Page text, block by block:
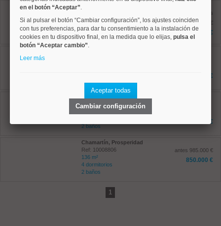
183 m²
4 dormitorios
3 baños
antes
1.300.000 €
1.200.000 €
1.397.000 €
Ref: 10008490
2 baños
849.000 €
Chamartín, Prosperidad
Ref: 10008806
136 m²
4 dormitorios
2 baños
antes 985.000 €
850.000 €
1
en el botón “Aceptar”.
Si al pulsar el botón “Cambiar configuración”, los ajustes coinciden
con tus preferencias, para dar tu consentimiento a la instalación de
cookies en tu dispositivo final, en la medida que lo elijas, pulsa el
botón “Aceptar cambio”.
Leer más
Aceptar todas
Cambiar configuración